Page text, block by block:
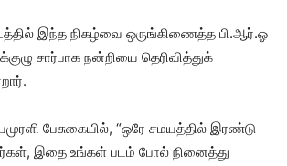
இந்த நிகழ்வை ஒருங்கிணைத்த பி.ஆர்.ஓ
சார்பாக நன்றியை தெரிவித்துக்
பேசுகையில், “ஒரே சமயத்தில் இரண்டு
இதை உங்கள் படம் போல் நினைத்து